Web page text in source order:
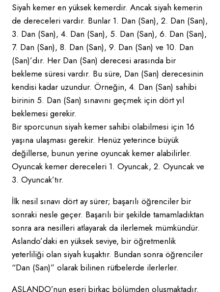
Siyah kemer en yüksek kemerdir. Ancak siyah kemerin
de dereceleri vardır. Bunlar 1. Dan (San), 2. Dan (San),
3. Dan (San), 4. Dan (San), 5. Dan (San), 6. Dan (San),
7. Dan (San), 8. Dan (San), 9. Dan (San) ve 10. Dan
(San)’dır. Her Dan (San) derecesi arasında bir
bekleme süresi vardır. Bu süre, Dan (San) derecesinin
kendisi kadar uzundur. Örneğin, 4. Dan (San) sahibi
birinin 5. Dan (San) sınavını geçmek için dört yıl
beklemesi gerekir.
Bir sporcunun siyah kemer sahibi olabilmesi için 16
yaşına ulaşması gerekir. Henüz yeterince büyük
değillerse, bunun yerine oyuncak kemer alabilirler.
Oyuncak kemer dereceleri 1. Oyuncak, 2. Oyuncak ve
3. Oyuncak’tır.
İlk nesil sınavı dört ay sürer; başarılı öğrenciler bir
sonraki nesle geçer. Başarılı bir şekilde tamamladıktan
sonra ara nesilleri atlayarak da ilerlemek mümkündür.
Aslando’daki en yüksek seviye, bir öğretmenlik
yeterliliği olan siyah kuşaktır. Bundan sonra öğrenciler
“Dan (San)” olarak bilinen rütbelerde ilerlerler.
ASLANDO’nun eseri birkaç bölümden oluşmaktadır.